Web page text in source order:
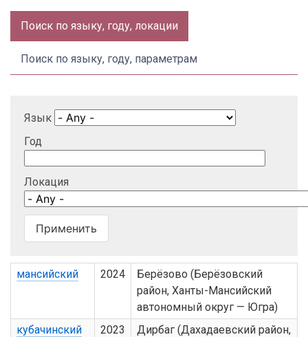
Поиск по языку, году, локации
Поиск по языку, году, параметрам
Язык
Год
Локация
мансийский 2024
Берёзово (Берёзовский
район, Ханты-Мансийский
автономный округ — Югра)
кубачинский
2023
Дирбаг (Дахадаевский район,